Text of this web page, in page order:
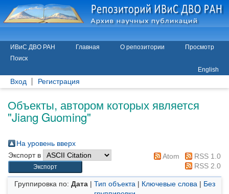
ИВиС ДВО РАН Главная О репозитории
Просмотр
Поиск
English
Вход Регистрация
Объекты, автором которых является
"Jiang Guoming"
На уровень вверх
Экспорт в
Atom
RSS 1.0
RSS 2.0
Группировка по: Дата| Тип объекта | Ключевые слова | Без